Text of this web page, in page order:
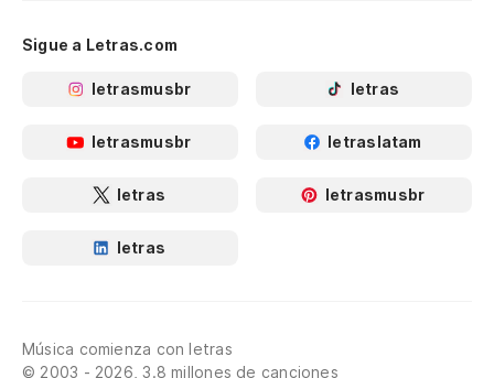
Sigue a Letras.com
letrasmusbr letras
letrasmusbr letraslatam
letras letrasmusbr
letras
Música comienza con letras
© 2003 - 2026, 3.8 millones de canciones